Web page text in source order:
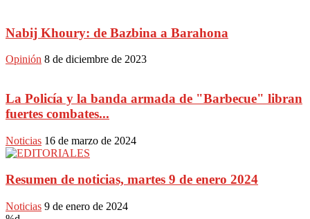
Nabij Khoury: de Bazbina a Barahona
Opinión 8 de diciembre de 2023
La Policía y la banda armada de "Barbecue" libran
fuertes combates...
Noticias 16 de marzo de 2024
Resumen de noticias, martes 9 de enero 2024
Noticias 9 de enero de 2024